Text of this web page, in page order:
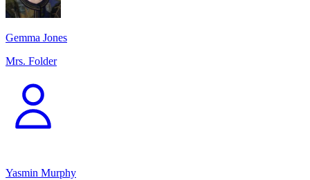
Gemma Jones
Mrs. Folder
Yasmin Murphy